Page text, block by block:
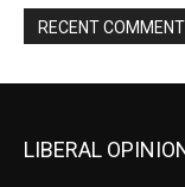
RECENT
LIBERAL